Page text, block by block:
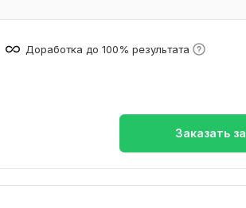
Доработка до 100% результата
Заказать за